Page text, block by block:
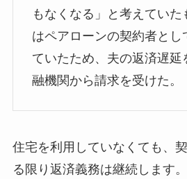
もなくなる」と考えていた
はペアローンの契約者とし
ていたため、夫の返済遅延
融機関から請求を受けた。
住宅を利用していなくても、
る限り返済義務は継続します